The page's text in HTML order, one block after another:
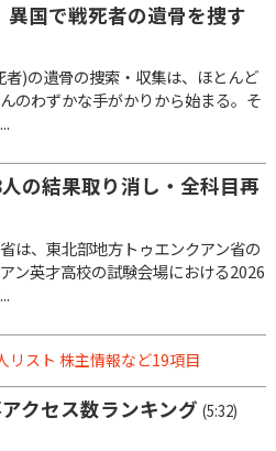
国で戦死者の遺骨を捜す
)の遺骨の捜索・収集は、ほとんど
のわずかな手がかりから始まる。そ
の結果取り消し・全科目再
は、東北部地方トゥエンクアン省の
ン英才高校の試験会場における2026
リスト 株主情報など19項目
クセス数ランキング (5:32)